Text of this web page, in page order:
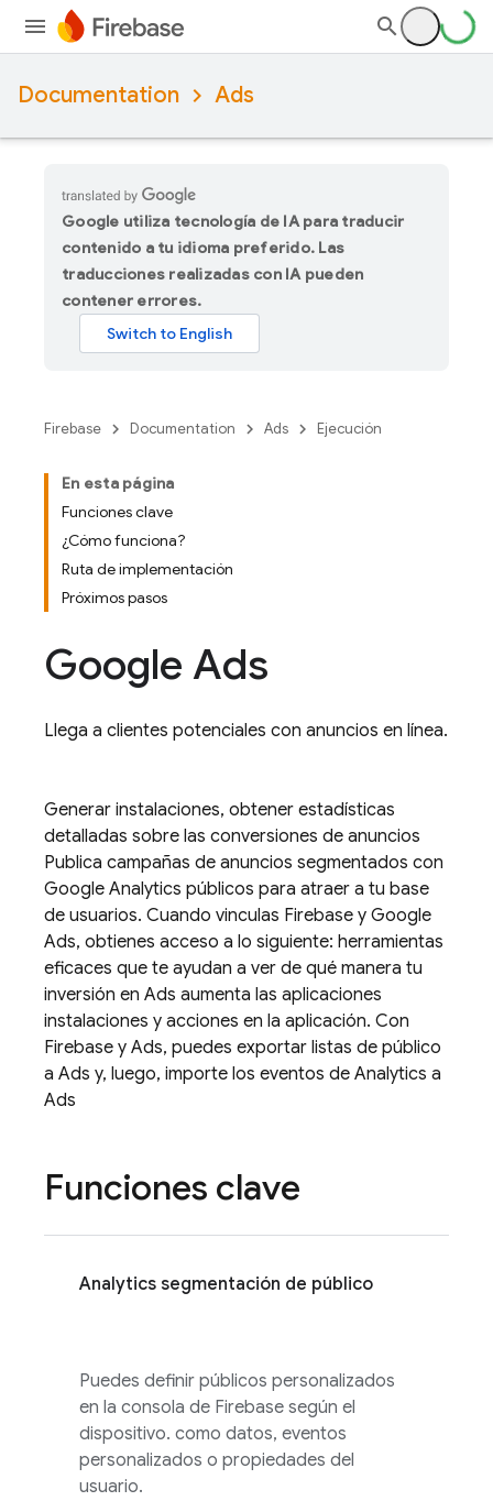
Documentation Ads
Google utiliza tecnología de IA para traducir
contenido a tu idioma preferido. Las
traducciones realizadas con IA pueden
contener errores.
Firebase Documentation Ads Ejecución
En esta página
Funciones clave
¿Cómo funciona?
Ruta de implementación
Próximos pasos
Google Ads
Llega a clientes potenciales con anuncios en línea.
Generar instalaciones, obtener estadísticas
detalladas sobre las conversiones de anuncios
Publica campañas de anuncios segmentados con
Google Analytics públicos para atraer a tu base
de usuarios. Cuando vinculas Firebase y Google
Ads, obtienes acceso a lo siguiente: herramientas
eficaces que te ayudan a ver de qué manera tu
inversión en Ads aumenta las aplicaciones
instalaciones y acciones en la aplicación. Con
Firebase y Ads, puedes exportar listas de público
a Ads y, luego, importe los eventos de Analytics a
Ads
Funciones clave
Analytics segmentación de público
Puedes definir públicos personalizados
en la consola de Firebase según el
dispositivo. como datos, eventos
personalizados o propiedades del
usuario.